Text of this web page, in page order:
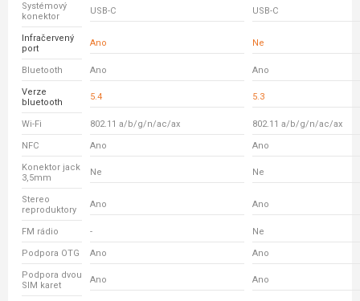
Systémový
konektor
USB-C USB-C
Infračervený
port
Ano Ne
Bluetooth Ano Ano
Verze
bluetooth
5.4 5.3
Wi-Fi 802.11 a/b/g/n/ac/ax 802.11 a/b/g/n/ac/ax
NFC Ano Ano
Konektor jack
3,5mm
Ne Ne
Stereo
reproduktory
Ano Ano
FM rádio - Ne
Podpora OTG Ano Ano
Podpora dvou
SIM karet
Ano Ano